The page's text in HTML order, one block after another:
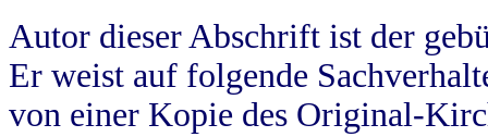
Autor dieser Abschrift ist der
Er weist auf folgende
von einer Kopie des Original-